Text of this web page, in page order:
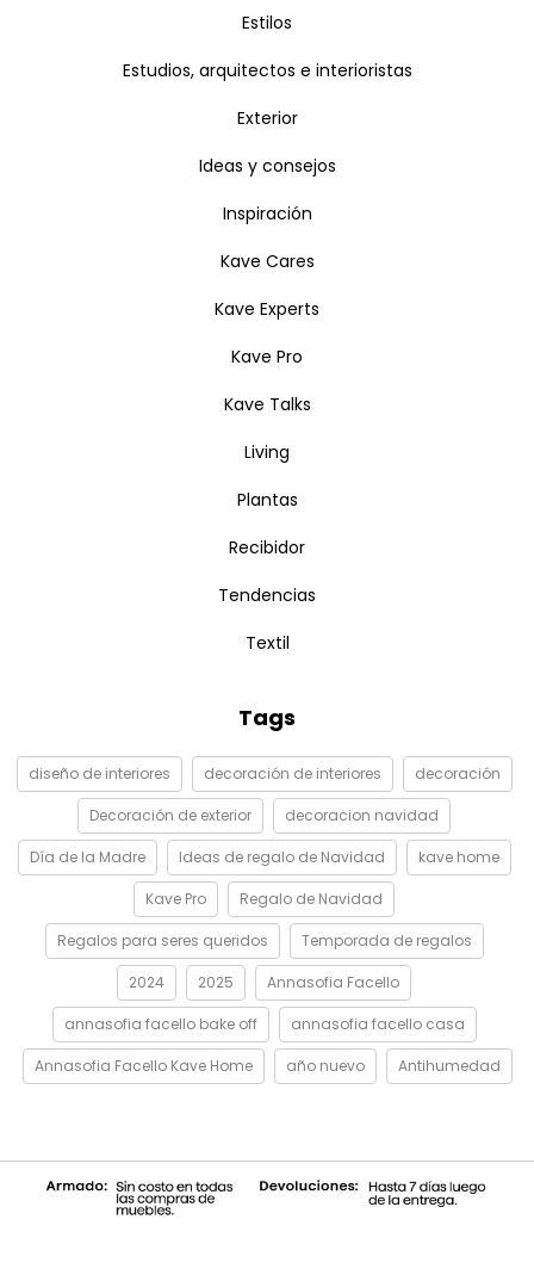
Estilos
Estudios, arquitectos e interioristas
Exterior
Ideas y consejos
Inspiración
Kave Cares
Kave Experts
Kave Pro
Kave Talks
Living
Plantas
Recibidor
Tendencias
Textil
Tags
diseño de interiores decoración de interiores decoración
Decoración de exterior decoracion navidad
Día de la Madre Ideas de regalo de Navidad kave home
Kave Pro Regalo de Navidad
Regalos para seres queridos Temporada de regalos
2024 2025 Annasofia Facello
annasofia facello bake off annasofia facello casa
Annasofia Facello Kave Home año nuevo Antihumedad